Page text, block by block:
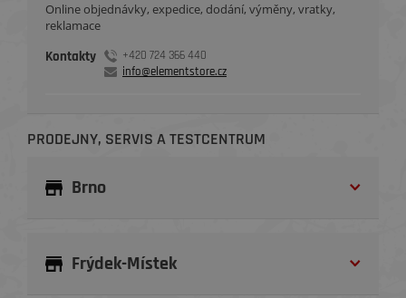
Online objednávky, expedice, dodání, výměny, vratky,
reklamace
Kontakty
+420 724 366 440
info@elementstore.cz
PRODEJNY, SERVIS A TESTCENTRUM
Brno
Frýdek-Místek